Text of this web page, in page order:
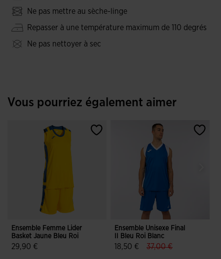
Ne pas mettre au sèche-linge
Repasser à une température maximum de 110 degrés
Ne pas nettoyer à sec
Vous pourriez également aimer
Ensemble Femme Lider
Basket Jaune Bleu Roi
29,90 €
Ensemble Unisexe Final
II Bleu Roi Blanc
18,50 € 37,00 €label.price.to